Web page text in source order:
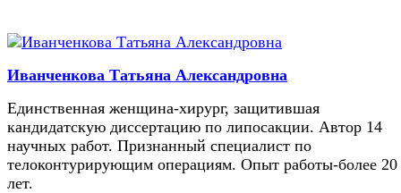
Иванченкова Татьяна Александровна
Единственная женщина-хирург, защитившая
кандидатскую диссертацию по липосакции. Автор 14
научных работ. Признанный специалист по
телоконтурирующим операциям. Опыт работы-более 20
лет.